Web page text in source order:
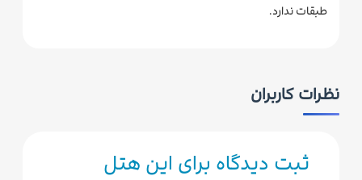
طبقات ندارد.
نظرات کاربران
ثبت دیدگاه برای این هتل